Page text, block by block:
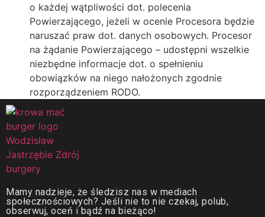
o każdej wątpliwości dot. polecenia
Powierzającego, jeżeli w ocenie Procesora będzie
naruszać praw dot. danych osobowych. Procesor
na żądanie Powierzającego – udostępni wszelkie
niezbędne informacje dot. o spełnieniu
obowiązków na niego nałożonych zgodnie
rozporządzeniem RODO.
Mamy nadzieje, że śledzisz nas w mediach
społecznościowych? Jeśli nie to nie czekaj, polub,
obserwuj, oceń i bądź na bieżąco!